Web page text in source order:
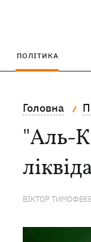
ПОЛІТИКА
Головна
"Аль-
ВІКТОР